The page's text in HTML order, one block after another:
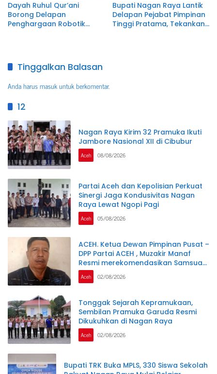
Dayah Ruhul Qur’ani
Borong Delapan
Penghargaan Robotik
Bupati Nagan Raya Lantik
Delapan Pejabat Pimpinan
Tinggi Pratama, Tekankan
Tinggalkan Balasan
Anda harusmasukuntuk berkomentar.
12
Nagan Raya Kirim 32 Pramuka Ikuti
Jambore Nasional XII di Cibubur
Aceh 08/08/2026
Partai Aceh dan Kepolisian Perkuat
Sinergi Jaga Kondusivitas Nagan
Raya Lewat Ngopi Pagi
Aceh 05/08/2026
ACEH. Ketua Dewan Pimpinan Pusat –
DPP Partai ACEH , Muzakir Manaf
Resmi merekomendasikan Samsuar
( WAN Malaya ) PJ Ketua Partai Aceh
kabupaten Nagan Raya .
Aceh 02/08/2026
Tonggak Sejarah Kepramukaan,
Sembilan Pramuka Garuda Resmi
Dikukuhkan di Nagan Raya
Aceh 02/08/2026
Bupati TRK Buka MPLS, 330 Siswa Sekolah